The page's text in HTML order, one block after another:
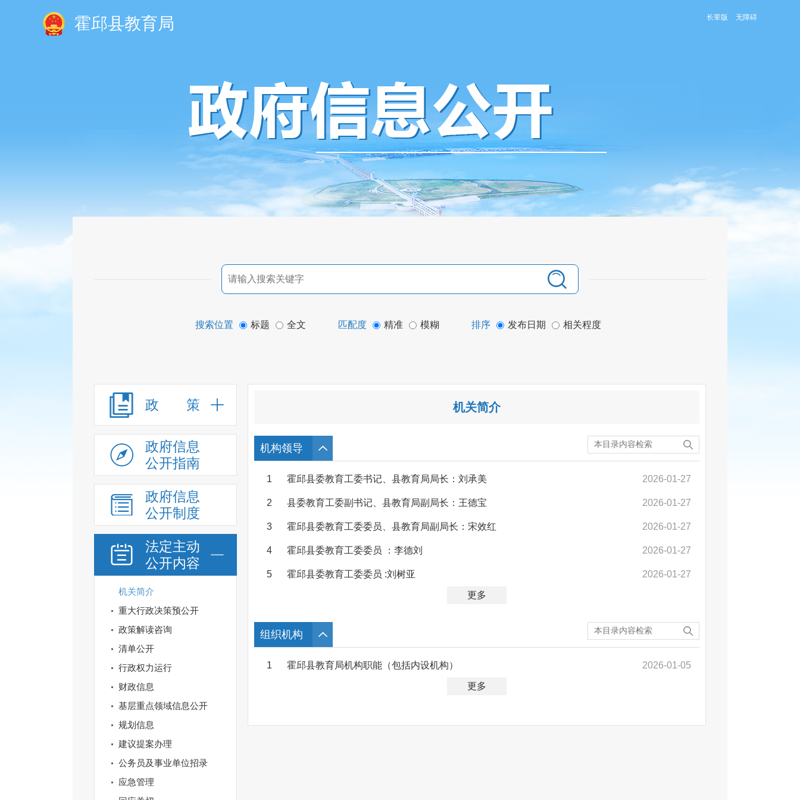
霍邱县教育局 长辈版 无障碍
搜索位置 标题 全文 匹配度 精准 模糊 排序 发布日期 相关程度
政 策
政府信息
公开指南
政府信息
公开制度
法定主动
公开内容
机关简介
重大行政决策预公开
政策解读咨询
清单公开
行政权力运行
财政信息
基层重点领域信息公开
规划信息
建议提案办理
公务员及事业单位招录
应急管理
机关简介
机构领导
1 霍邱县委教育工委书记、县教育局局长：刘承美 2026-01-27
2 县委教育工委副书记、县教育局副局长：王德宝 2026-01-27
3 霍邱县委教育工委委员、县教育局副局长：宋效红 2026-01-27
4 霍邱县委教育工委委员 ：李德刘 2026-01-27
5 霍邱县委教育工委委员 :刘树亚 2026-01-27
更多
组织机构
1 霍邱县教育局机构职能（包括内设机构） 2026-01-05
更多